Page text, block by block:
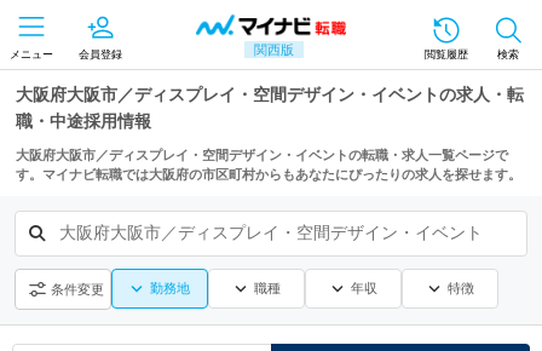
関西版
メニュー 会員登録 閲覧履歴 検索
大阪府大阪市／ディスプレイ・空間デザイン・イベントの求人・転
職・中途採用情報
大阪府大阪市／ディスプレイ・空間デザイン・イベントの転職・求人一覧ページで
す。マイナビ転職では大阪府の市区町村からもあなたにぴったりの求人を探せます。
大阪府大阪市／ディスプレイ・空間デザイン・イベント
条件変更 勤務地 職種 年収 特徴